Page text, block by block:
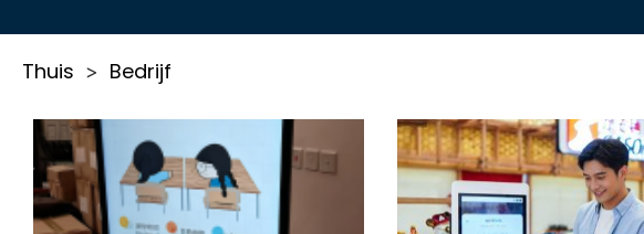
Thuis > Bedrijf